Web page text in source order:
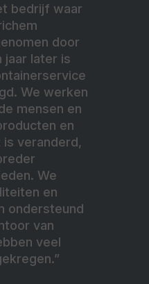
bedrijf waar
door
jaar later is
We werken
mensen en
en
is veranderd,
We
en
ondersteund
van
veel